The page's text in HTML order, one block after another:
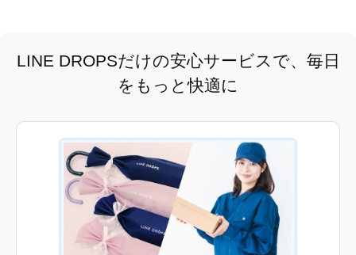
LINE DROPSだけの安心サービスで、毎日
をもっと快適に